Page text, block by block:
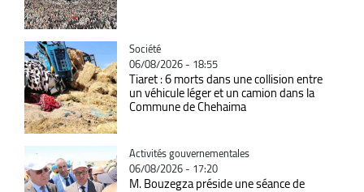
Catégorie
Société
06/08/2026 - 18:55
Tiaret : 6 morts dans une collision entre
un véhicule léger et un camion dans la
Commune de Chehaima
Catégorie
Activités gouvernementales
06/08/2026 - 17:20
M. Bouzegza préside une séance de